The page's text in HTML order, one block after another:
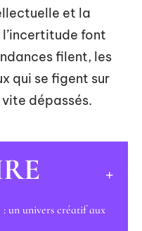
et la
font
filent, les
qui se figent sur
dépassés.
un univers créatif aux